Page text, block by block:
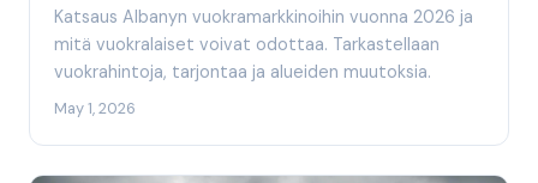
Katsaus Albanyn vuokramarkkinoihin vuonna 2026 ja
mitä vuokralaiset voivat odottaa. Tarkastellaan
vuokrahintoja, tarjontaa ja alueiden muutoksia.
May 1, 2026